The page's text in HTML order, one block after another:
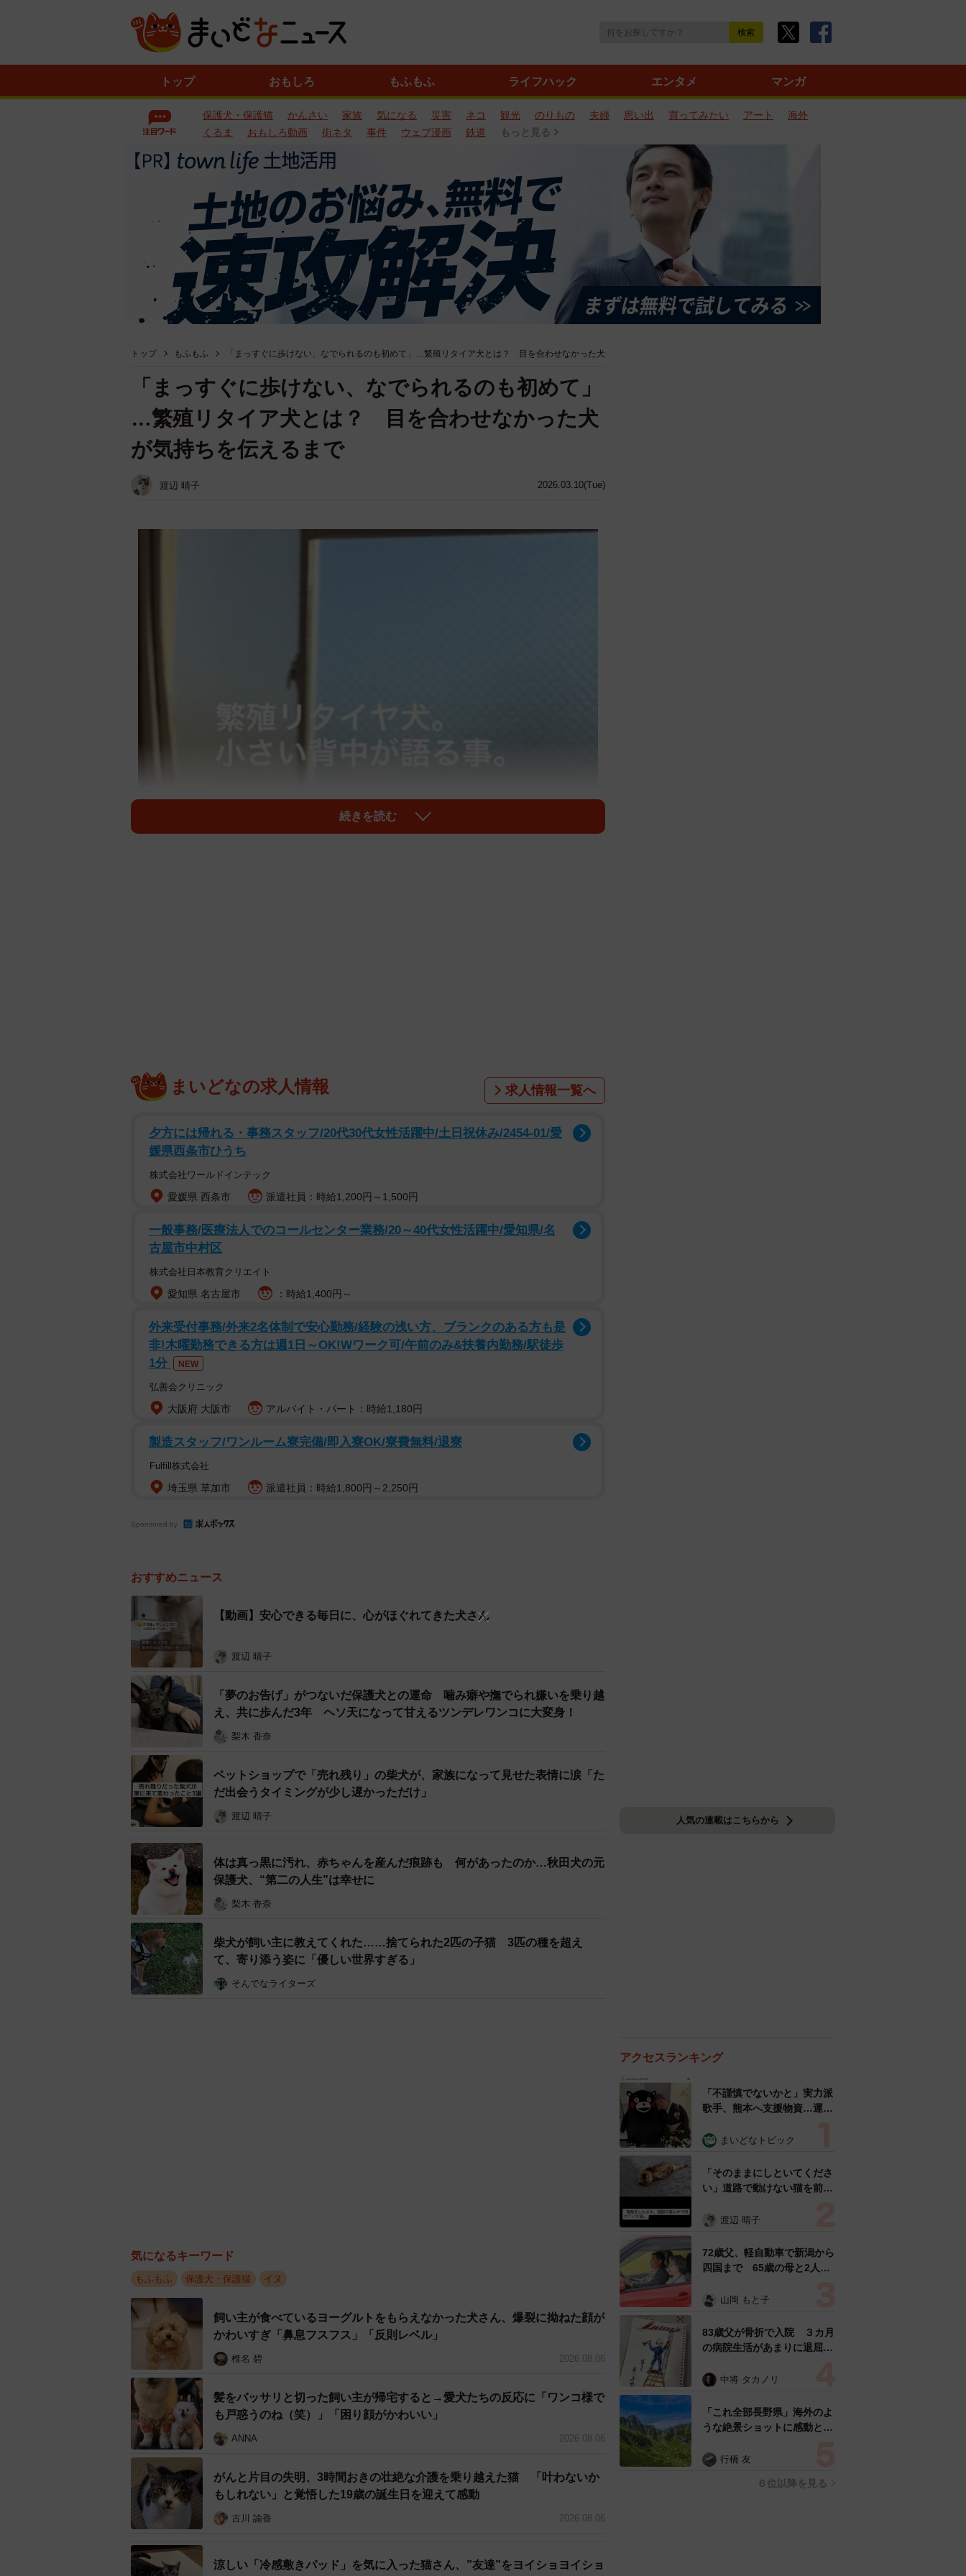
トップ おもしろ もふもふ ライフハック エンタメ マンガ
保護犬・保護猫 かんさい 家族 気になる 災害 ネコ 観光 のりもの 夫婦 思い出 買ってみたい アート
海外
くるま
おもしろ動画 街ネタ 事件 ウェブ漫画 鉄道 もっと見る
トップ もふもふ 「まっすぐに歩けない、なでられるのも初めて」…繁殖リタイア犬とは？ 目を合わせなかった犬
2026.03.10(Tue)
「まっすぐに歩けない、なでられるのも初めて」
…繁殖リタイア犬とは？ 目を合わせなかった犬
が気持ちを伝えるまで
渡辺 晴子
繁殖リタイヤ犬。小さい背中が語ること(「笑あり涙あり🐾まるまめ日記」さん提供、nstagramよりキャプチャ撮
「繁殖リタイア犬って、どんな子？」
そんな問いかけとともに投稿された1本のInstagram動画が、多くの共感を呼んでいる。投稿
したのは、ビションのまる（蘭丸）ちゃん（9歳）と、元繁殖犬のプードル・まめ（マチル
ダ）ちゃん（8歳）と暮らす飼い主さんだ。
白くて小さく、見た目は愛らしいまめちゃん。しかしその背中には、長い年月の“経験”が刻
まれているという。
まめちゃんとの出会いは、大型ショッピングモール内のペットショップだった。子犬たちと
値札を見ると、誕生日は5年前の日付。価格も驚くほど安かった。
「子犬とは明らかに違う表情と動きでした。戸惑ったような顔で、ものすごい速さでくるく
る回っていたんです」
後に元繁殖犬だと知る。長い間、狭い場所で過ごしてきた名残かもしれないと感じた。怒り
というよりも、言葉に詰まるような感覚。疑問と複雑な思いが胸に広がった。しかも誕生日
が自分と同じ日だった。放っておける存在ではなくなっていった。
ペットショップですでに成犬だったまめちゃんは子犬たちと同じところに入れられていた(「笑あり涙あり🐾まる
続きを読む
まいどなの求人情報 求人情報一覧へ
夕方には帰れる・事務スタッフ/20代30代女性活躍中/土日祝休み/2454-01/愛
媛県西条市ひうち
株式会社ワールドインテック
愛媛県 西条市 派遣社員：時給1,200円～1,500円
一般事務/医療法人でのコールセンター業務/20～40代女性活躍中/愛知県/名
古屋市中村区
株式会社日本教育クリエイト
愛知県 名古屋市 ：時給1,400円～
外来受付事務/外来2名体制で安心勤務/経験の浅い方、ブランクのある方も是
非!木曜勤務できる方は週1日～OK!Wワーク可/午前のみ&扶養内勤務/駅徒歩
1分
NEW
弘善会クリニック
大阪府 大阪市 アルバイト・パート：時給1,180円
製造スタッフ/ワンルーム寮完備/即入寮OK/寮費無料/退寮
Fulfill株式会社
埼玉県 草加市 派遣社員：時給1,800円～2,250円
Sponsored by
おすすめニュース
【動画】安心できる毎日に、心がほぐれてきた犬さん
渡辺 晴子
「夢のお告げ」がつないだ保護犬との運命 噛み癖や撫でられ嫌いを乗り越
え、共に歩んだ3年 ヘソ天になって甘えるツンデレワンコに大変身！
梨木 香奈
ペットショップで「売れ残り」の柴犬が、家族になって見せた表情に涙「た
だ出会うタイミングが少し遅かっただけ」
渡辺 晴子
体は真っ黒に汚れ、赤ちゃんを産んだ痕跡も 何があったのか…秋田犬の元
保護犬、“第二の人生”は幸せに
梨木 香奈
柴犬が飼い主に教えてくれた……捨てられた2匹の子猫 3匹の種を超え
て、寄り添う姿に「優しい世界すぎる」
そんでなライターズ
気になるキーワード
もふもふ 保護犬・保護猫 イヌ
飼い主が食べているヨーグルトをもらえなかった犬さん、爆裂に拗ねた顔が
かわいすぎ「鼻息フスフス」「反則レベル」
椎名 碧 2026.08.06
髪をバッサリと切った飼い主が帰宅すると→愛犬たちの反応に「ワンコ様で
も戸惑うのね（笑）」「困り顔がかわいい」
ANNA 2026.08.06
がんと片目の失明、3時間おきの壮絶な介護を乗り越えた猫 「叶わないか
もしれない」と覚悟した19歳の誕生日を迎えて感動
古川 諭香 2026.08.06
涼しい「冷感敷きパッド」を気に入った猫さん、”友達”をヨイショヨイショ
人気の連載はこちらから
アクセスランキング
「不謹慎でないかと」実力派
歌手、熊本へ支援物資…運搬
めらい 「痛いほど伝わる」
まいどなトピック
「そのままにしといてくださ
い」道路で動けない猫を前に
ようとした4日間 「命の重
表の訴え
渡辺 晴子
72歳父、軽自動車で新潟から
四国まで 65歳の母と2人で
憩まで分刻み… 「大学生で
山岡 もと子
83歳父が骨折で入院 ３カ月
の病院生活があまりに退屈で
い！」→スケッチブックを見
すよ…」
中将 タカノリ
「これ全部長野県」海外のよ
うな絶景ショットに感動と反
ったんだって気づいた」
行橋 友
６位以降を見る